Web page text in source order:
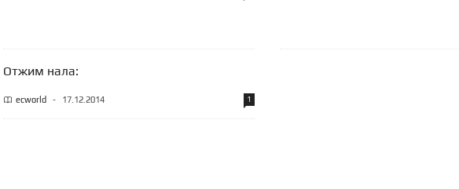
Отжим нала:
ecworld - 17.12.2014 1